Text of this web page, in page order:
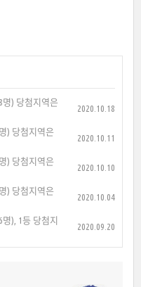
명) 당첨지역은
2020.10.18
) 당첨지역은
2020.10.11
) 당첨지역은
2020.10.10
) 당첨지역은
2020.10.04
명), 1등 당첨지
2020.09.20